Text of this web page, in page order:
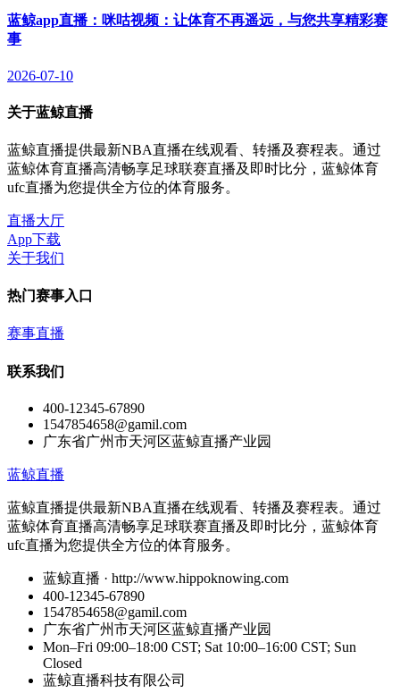
蓝鲸app直播：咪咕视频：让体育不再遥远，与您共享精彩赛
事
2026-07-10
关于蓝鲸直播
蓝鲸直播提供最新NBA直播在线观看、转播及赛程表。通过
蓝鲸体育直播高清畅享足球联赛直播及即时比分，蓝鲸体育
ufc直播为您提供全方位的体育服务。
直播大厅
App下载
关于我们
热门赛事入口
赛事直播
联系我们
400-12345-67890
1547854658@gamil.com
广东省广州市天河区蓝鲸直播产业园
蓝鲸直播
蓝鲸直播提供最新NBA直播在线观看、转播及赛程表。通过
蓝鲸体育直播高清畅享足球联赛直播及即时比分，蓝鲸体育
ufc直播为您提供全方位的体育服务。
蓝鲸直播 · http://www.hippoknowing.com
400-12345-67890
1547854658@gamil.com
广东省广州市天河区蓝鲸直播产业园
Mon–Fri 09:00–18:00 CST; Sat 10:00–16:00 CST; Sun
Closed
蓝鲸直播科技有限公司